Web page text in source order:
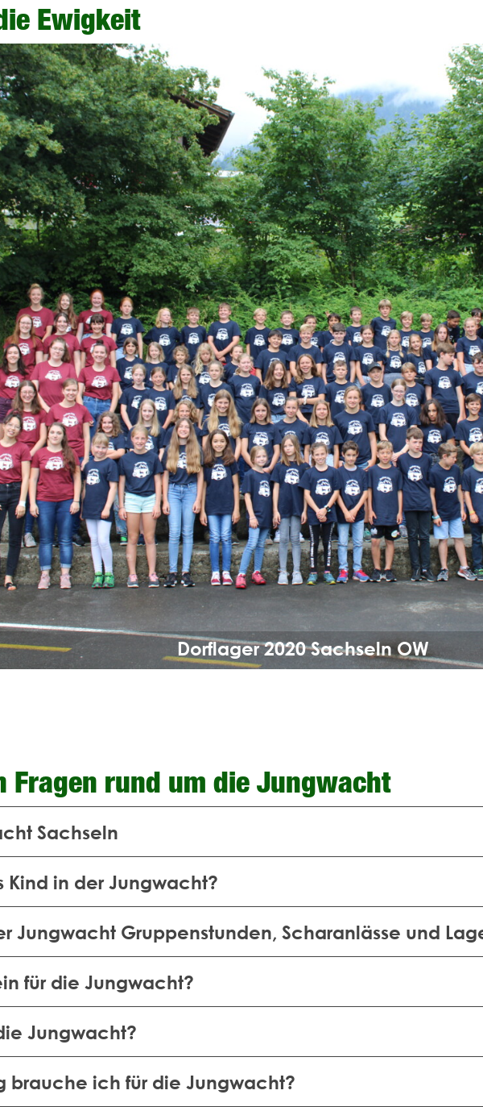
Ewigkeit
Dorflager 2020 Sachseln OW
Fragen rund um die Jungwacht
Sachseln
Kind in der Jungwacht?
Jungwacht Gruppenstunden, Scharanlässe und
für die Jungwacht?
Jungwacht?
brauche ich für die Jungwacht?